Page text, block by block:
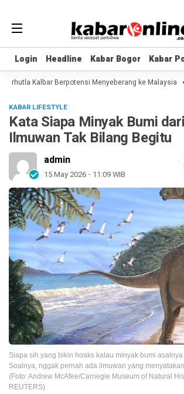
Login Headline Kabar Bogor Kabar
Login Headline Kabar Bogor Kabar
Kalbar Berpotensi Menyeberang ke Malaysia
KABAR LIFESTYLE
Kata Siapa Minyak Bumi
Ilmuwan Tak Bilang Begitu
admin
15 May 2026 - 11:09 WIB
Siapa sih yang bikin hoaks kalau minyak bumi
Soalnya, nggak pernah ada ilmuwan yang
(Foto: Andrew McAfee/Carnegie Museum of Natural
REUTERS)